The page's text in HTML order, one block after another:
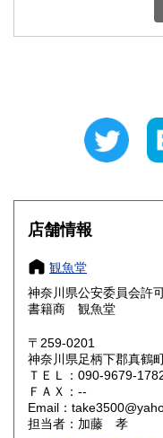
大阪府
奈良県
鳥取県
岡山県
山口県
香川県
店舗情報
観魚堂
神奈川県公安委員会許
書籍商 観魚堂
〒259-0201
神奈川県足柄下郡真鶴
ＴＥＬ：090-9679-
ＦＡＸ：--
Email：
担当者：加藤 孝